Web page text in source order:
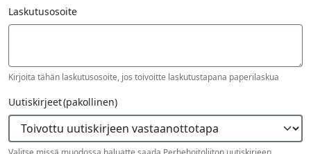
Laskutusosoite
Kirjoita tähän laskutusosoite, jos toivoitte laskutustapana paperilaskua
Uutiskirjeet(pakollinen)